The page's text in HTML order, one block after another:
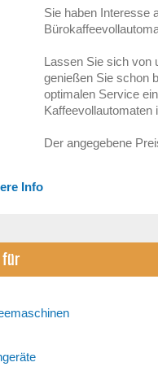
Sie haben Interesse
Lassen Sie sich von
genießen Sie schon
optimalen Service
Kaffeevollautomaten
Der angegebene
Info